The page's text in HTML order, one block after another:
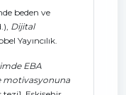
beden ve
Dijital
Yayıncılık.
EBA
motivasyonuna